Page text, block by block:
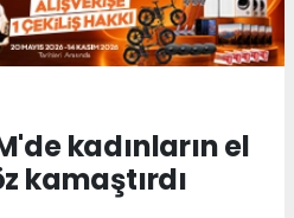
kadınların el
kamaştırdı